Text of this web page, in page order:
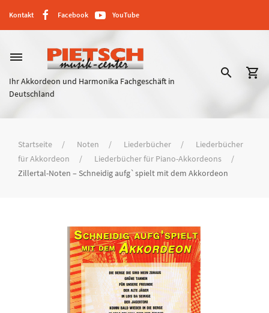
Kontakt Facebook YouTube
dehaze
Ihr Akkordeon und Harmonika Fachgeschäft in
Deutschland
search shopping_cart
Startseite Noten Liederbücher
Liederbücher
für Akkordeon
Liederbücher für Piano-Akkordeons
Zillertal-Noten – Schneidig aufg`spielt mit dem Akkordeon